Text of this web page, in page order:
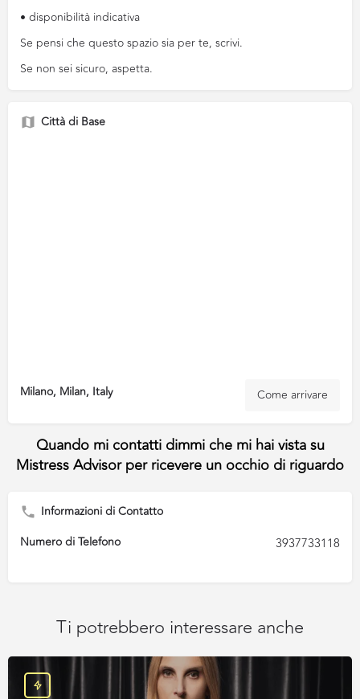
• disponibilità indicativa
Se pensi che questo spazio sia per te, scrivi.
Se non sei sicuro, aspetta.
Città di Base
Milano, Milan, Italy Come arrivare
Informazioni di Contatto
Numero di Telefono
3937733118
Ti potrebbero interessare anche